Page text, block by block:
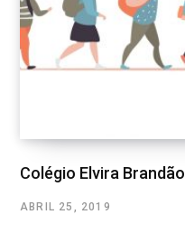
Colégio Elvira Brandão
ABRIL 25, 2019